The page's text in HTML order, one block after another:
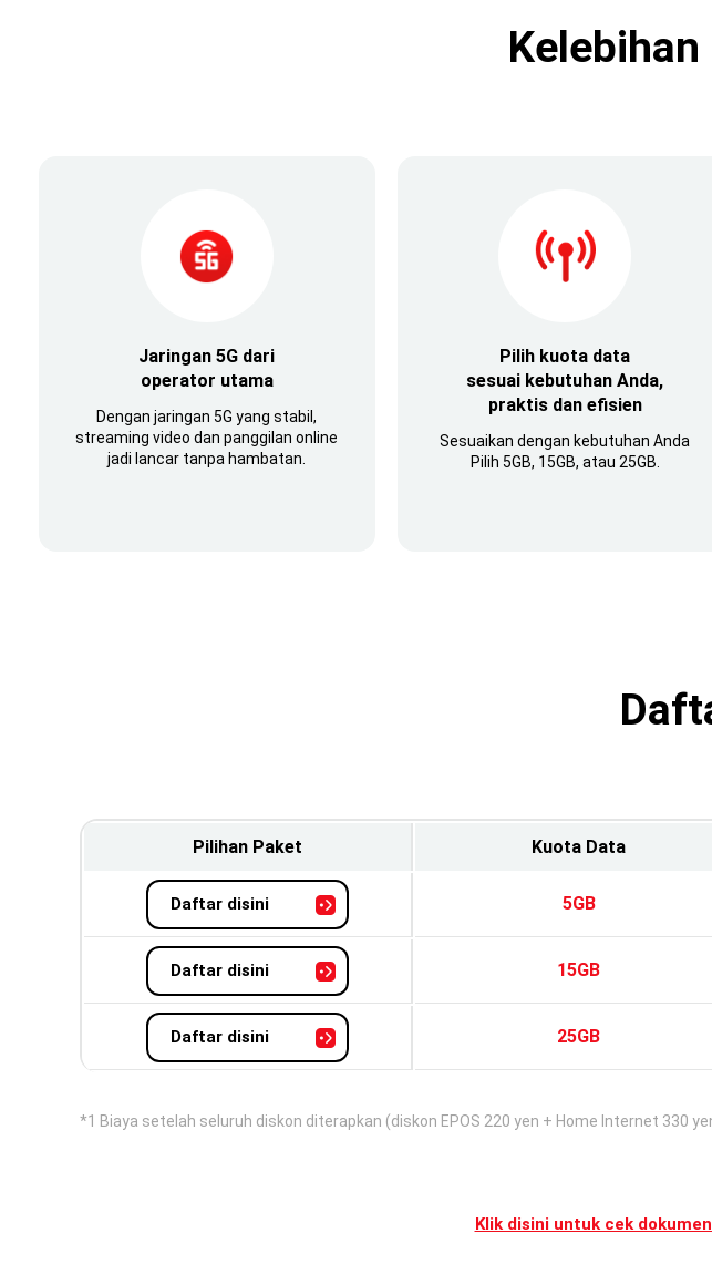
Kelebihan
Jaringan 5G dari
operator utama
Dengan jaringan 5G yang stabil,
streaming video dan panggilan online
jadi lancar tanpa hambatan.
Pilih kuota data
sesuai kebutuhan Anda,
praktis dan efisien
Sesuaikan dengan kebutuhan Anda
Pilih 5GB, 15GB, atau 25GB.
Pilihan Paket Kuota Data
Daftar disini 5GB
Daftar disini 15GB
Daftar disini 25GB
*1 Biaya setelah seluruh diskon diterapkan (diskon EPOS 220 yen + Home Internet 330
Klik disini untuk cek